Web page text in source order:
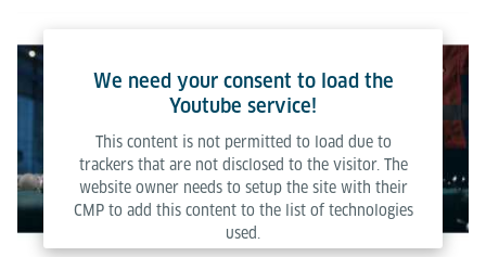
We need your consent to load the
Youtube service!
This content is not permitted to load due to
trackers that are not disclosed to the visitor. The
website owner needs to setup the site with their
CMP to add this content to the list of technologies
used.